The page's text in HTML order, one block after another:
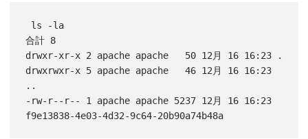
合計 8
drwxr-xr-x 2 apache apache   50 12月 16 16:23 .
drwxrwxr-x 5 apache apache   46 12月 16 16:23
..
-rw-r--r-- 1 apache apache 5237 12月 16 16:23
f9e13838-4e03-4d32-9c64-20b90a74b48a